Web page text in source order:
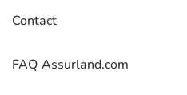
Contact
FAQ Assurland.com